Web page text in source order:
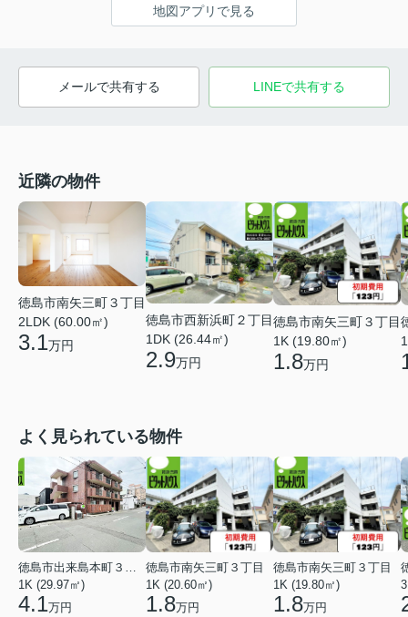
地図アプリで見る
メールで共有する LINEで共有する
近隣の物件
徳島市南矢三町３丁目
2LDK (60.00㎡)
3.1万円
徳島市西新浜町２丁目
1DK (26.44㎡)
2.9万円
徳島市南矢三町３丁目
1K (19.80㎡)
1.8万円
よく見られている物件
1K (29.97㎡)
4.1万円
徳島市南矢三町３丁目
1K (20.60㎡)
1.8万円
徳島市南矢三町３丁目
1K (19.80㎡)
1.8万円